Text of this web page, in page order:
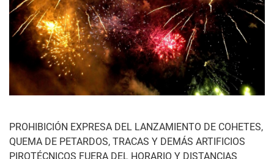
PROHIBICIÓN EXPRESA DEL LANZAMIENTO DE COHETES,
QUEMA DE PETARDOS, TRACAS Y DEMÁS ARTIFICIOS
PIROTÉCNICOS FUERA DEL HORARIO Y DISTANCIAS